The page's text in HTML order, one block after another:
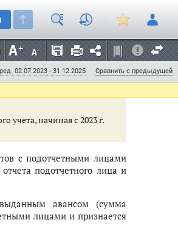
02.07.2023 - 31.12.2025 Сравнить с предыдущей
осуществляется на дату
(на дату формирования
рублевого эквивалента,
валюте, с отнесением
учета, начиная с 2023 г.
с подотчетными лицами
подотчетного лица и
авансом (сумма
лицами и признается